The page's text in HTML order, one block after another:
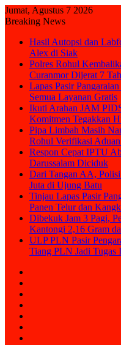
Jumat, Agustus 7 2026
Breaking News
Hasil Autopsi dan
Alex di Siak
Polres Rohul
Curanmor Dijerat 7
Lapas Pasir
Semua Layanan Gratis
Ikuti Arahan JAM
Komitmen Tegakkan
Pipa Limbah Masih
Rohul Verifikasi
Respon Cepat IPTU
Darussalam Diciduk
Dari Tangan AA,
Juta di Ujung Batu
Tinjau Lapas Pasir
Panen Telur dan
Dibekuk Jam 3 Pagi,
Kantongi 2,16 Gram
ULP PLN Pasir
Tiang PLN Jadi Tugas